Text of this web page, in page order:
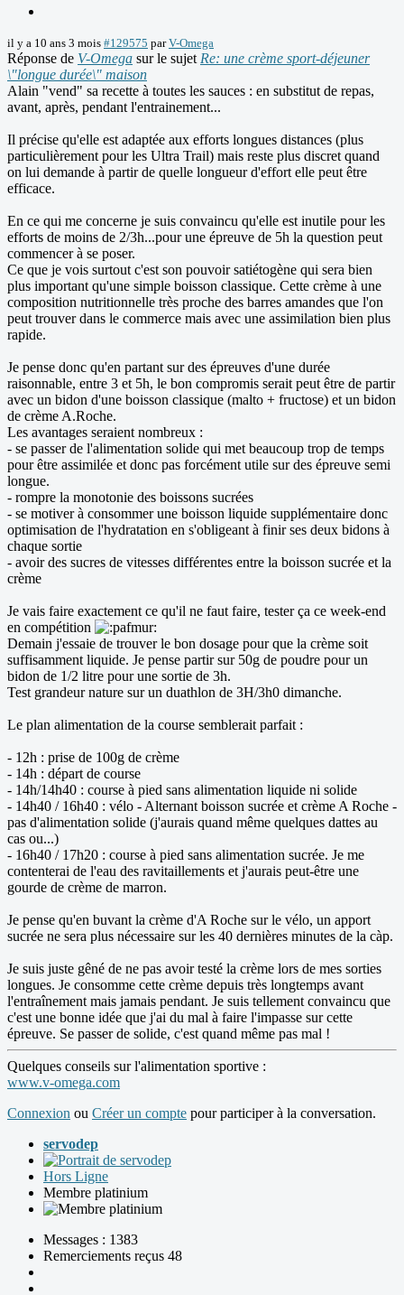
il y a 10 ans 3 mois #129575 parV-Omega
Réponse de V-Omega sur le sujet Re: une crème sport-déjeuner
\"longue durée\" maison
Alain "vend" sa recette à toutes les sauces : en substitut de repas,
avant, après, pendant l'entrainement...
Il précise qu'elle est adaptée aux efforts longues distances (plus
particulièrement pour les Ultra Trail) mais reste plus discret quand
on lui demande à partir de quelle longueur d'effort elle peut être
efficace.
En ce qui me concerne je suis convaincu qu'elle est inutile pour les
efforts de moins de 2/3h...pour une épreuve de 5h la question peut
commencer à se poser.
Ce que je vois surtout c'est son pouvoir satiétogène qui sera bien
plus important qu'une simple boisson classique. Cette crème à une
composition nutritionnelle très proche des barres amandes que l'on
peut trouver dans le commerce mais avec une assimilation bien plus
rapide.
Je pense donc qu'en partant sur des épreuves d'une durée
raisonnable, entre 3 et 5h, le bon compromis serait peut être de partir
avec un bidon d'une boisson classique (malto + fructose) et un bidon
de crème A.Roche.
Les avantages seraient nombreux :
- se passer de l'alimentation solide qui met beaucoup trop de temps
pour être assimilée et donc pas forcément utile sur des épreuve semi
longue.
- rompre la monotonie des boissons sucrées
- se motiver à consommer une boisson liquide supplémentaire donc
optimisation de l'hydratation en s'obligeant à finir ses deux bidons à
chaque sortie
- avoir des sucres de vitesses différentes entre la boisson sucrée et la
crème
Je vais faire exactement ce qu'il ne faut faire, tester ça ce week-end
en compétition
Demain j'essaie de trouver le bon dosage pour que la crème soit
suffisamment liquide. Je pense partir sur 50g de poudre pour un
bidon de 1/2 litre pour une sortie de 3h.
Test grandeur nature sur un duathlon de 3H/3h0 dimanche.
Le plan alimentation de la course semblerait parfait :
- 12h : prise de 100g de crème
- 14h : départ de course
- 14h/14h40 : course à pied sans alimentation liquide ni solide
- 14h40 / 16h40 : vélo - Alternant boisson sucrée et crème A Roche -
pas d'alimentation solide (j'aurais quand même quelques dattes au
cas ou...)
- 16h40 / 17h20 : course à pied sans alimentation sucrée. Je me
contenterai de l'eau des ravitaillements et j'aurais peut-être une
gourde de crème de marron.
Je pense qu'en buvant la crème d'A Roche sur le vélo, un apport
sucrée ne sera plus nécessaire sur les 40 dernières minutes de la càp.
Je suis juste gêné de ne pas avoir testé la crème lors de mes sorties
longues. Je consomme cette crème depuis très longtemps avant
l'entraînement mais jamais pendant. Je suis tellement convaincu que
c'est une bonne idée que j'ai du mal à faire l'impasse sur cette
épreuve. Se passer de solide, c'est quand même pas mal !
Quelques conseils sur l'alimentation sportive :
www.v-omega.com
Connexion ou Créer un compte pour participer à la conversation.
servodep
Hors Ligne
Membre platinium
Messages : 1383
Remerciements reçus 48